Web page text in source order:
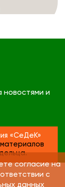
новостями и
«СеДеК»
согласие на
с
данных